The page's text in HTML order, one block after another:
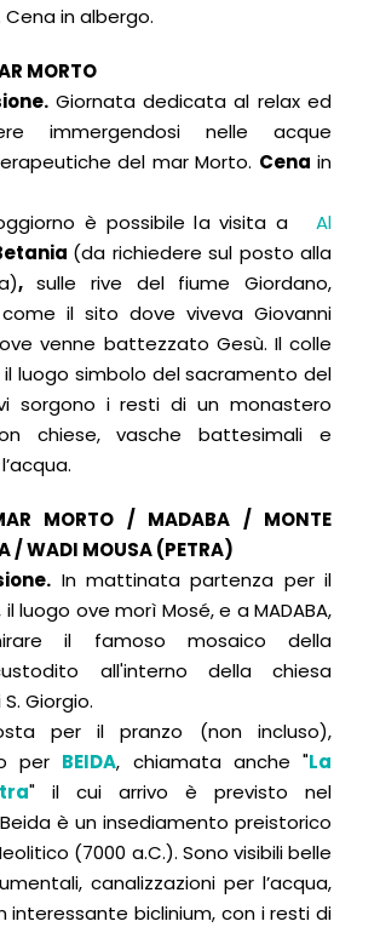
in albergo.
MORTO
Giornata dedicata al relax ed
immergendosi nelle acque
del mar Morto. Cena in
è possibile la visita a Al
(da richiedere sul posto alla
,sulle rive del fiume Giordano,
il sito dove viveva Giovanni
venne battezzato Gesù. Il colle
il luogo simbolo del sacramento del
sorgono i resti di un monastero
chiese, vasche battesimali e
MORTO / MADABA / MONTE
/ WADI MOUSA (PETRA)
In mattinata partenza per il
il luogo ove morì Mosé, e a MADABA,
il famoso mosaico della
all'interno della chiesa
Giorgio.
per il pranzo (non incluso),
per BEIDA, chiamata anche "La
" il cui arrivo è previsto nel
è un insediamento preistorico
(7000 a.C.). Sono visibili belle
canalizzazioni per l’acqua,
interessante biclinium, con i resti di